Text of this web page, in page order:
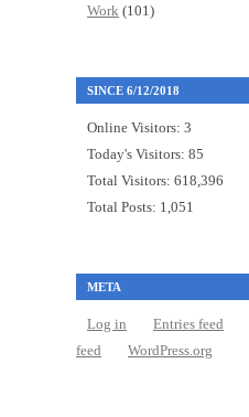
Work (101)
SINCE 6/12/2018
Online Visitors: 3
Today's Visitors: 85
Total Visitors: 618,396
Total Posts: 1,051
META
Log in Entries feed
feed
WordPress.org